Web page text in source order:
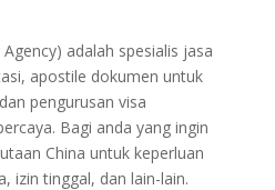
adalah spesialis jasa
apostile dokumen untuk
pengurusan visa
Bagi anda yang ingin
China untuk keperluan
izin tinggal, dan lain-lain.